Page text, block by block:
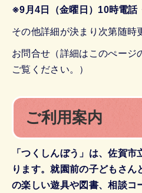
※9月4日（金曜日）10時電話
その他詳細が決まり次第随時
お問合せ（詳細はこのぺージ
ご覧ください。）
ご利用案内
「つくしんぼう」は、佐賀
ります。就園前の子どもさん
の楽しい遊具や図書、相談コ